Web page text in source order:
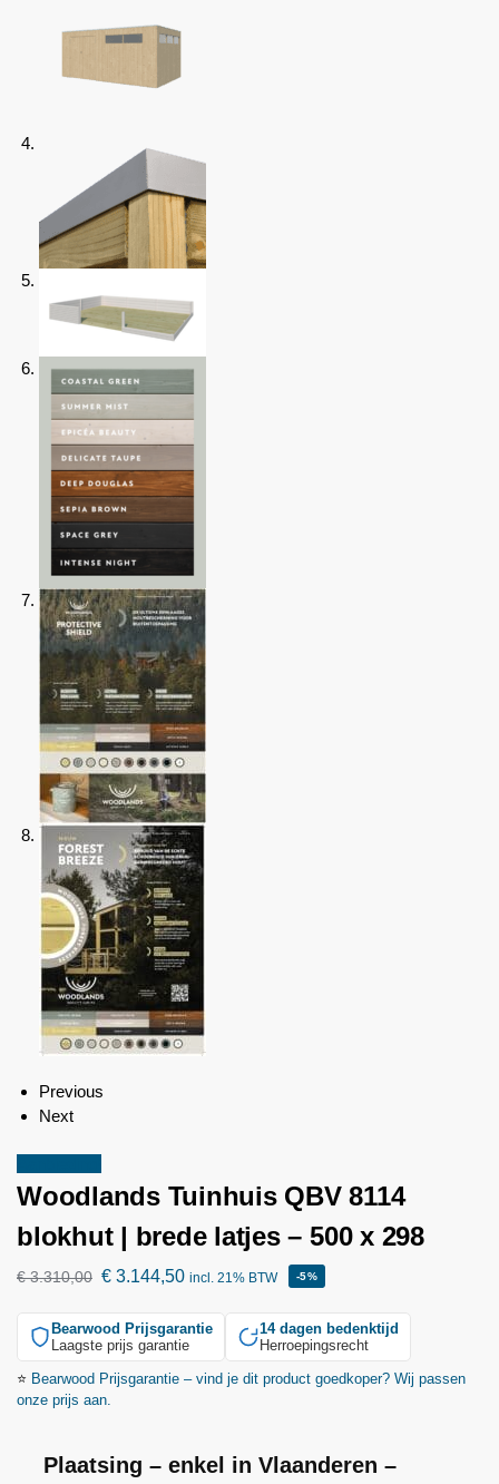
Previous
Next
WoodlandsTuinhuis QBV 8114
blokhut | brede latjes – 500 x 298
€3.310,00 € 3.144,50 incl. 21% BTW -5%
Bearwood Prijsgarantie
Laagste prijs garantie
14 dagen bedenktijd
Herroepingsrecht
⭐ Bearwood Prijsgarantie – vind je dit product goedkoper? Wij passen
onze prijs aan.
Plaatsing – enkel in Vlaanderen –